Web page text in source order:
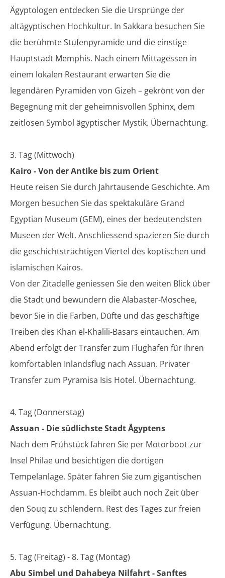
Ägyptologen entdecken Sie die Ursprünge der
altägyptischen Hochkultur. In Sakkara besuchen Sie
die berühmte Stufenpyramide und die einstige
Hauptstadt Memphis. Nach einem Mittagessen in
einem lokalen Restaurant erwarten Sie die
legendären Pyramiden von Gizeh – gekrönt von der
Begegnung mit der geheimnisvollen Sphinx, dem
zeitlosen Symbol ägyptischer Mystik. Übernachtung.
3. Tag (Mittwoch)
Kairo - Von der Antike bis zum Orient
Heute reisen Sie durch Jahrtausende Geschichte. Am
Morgen besuchen Sie das spektakuläre Grand
Egyptian Museum (GEM), eines der bedeutendsten
Museen der Welt. Anschliessend spazieren Sie durch
die geschichtsträchtigen Viertel des koptischen und
islamischen Kairos.
Von der Zitadelle geniessen Sie den weiten Blick über
die Stadt und bewundern die Alabaster-Moschee,
bevor Sie in die Farben, Düfte und das geschäftige
Treiben des Khan el-Khalili-Basars eintauchen. Am
Abend erfolgt der Transfer zum Flughafen für Ihren
komfortablen Inlandsflug nach Assuan. Privater
Transfer zum Pyramisa Isis Hotel. Übernachtung.
4. Tag (Donnerstag)
Assuan - Die südlichste Stadt Ägyptens
Nach dem Frühstück fahren Sie per Motorboot zur
Insel Philae und besichtigen die dortigen
Tempelanlage. Später fahren Sie zum gigantischen
Assuan-Hochdamm. Es bleibt auch noch Zeit über
den Souq zu schlendern. Rest des Tages zur freien
Verfügung. Übernachtung.
5. Tag (Freitag) - 8. Tag (Montag)
Abu Simbel und Dahabeya Nilfahrt - Sanftes